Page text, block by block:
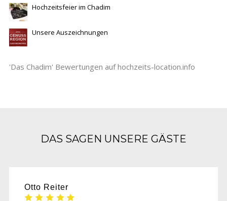
Hochzeitsfeier im Chadim
Unsere Auszeichnungen
'Das Chadim' Bewertungen auf hochzeits-location.info
DAS SAGEN UNSERE GÄSTE
Otto Reiter